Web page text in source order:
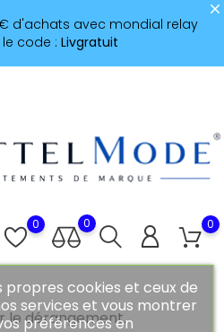
d'achats avec mondial relay
code : Livgratuit
0
0
0
propres cookies et ceux de
services et vous montrer
préférences en
le dérangement.